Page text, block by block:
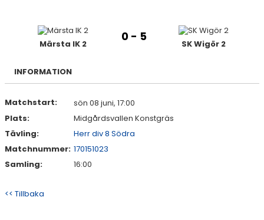
DOKUMENT
KONTAKT
Märsta IK 2
0 - 5
SK Wigör 2
INFORMATION
Matchstart:
sön 08 juni, 17:00
Plats:
Midgårdsvallen Konstgräs
Tävling:
Herr div 8 Södra
Matchnummer: 170151023
Samling:
16:00
<< Tillbaka